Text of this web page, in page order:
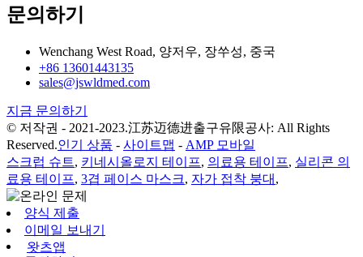
문의하기
Wenchang West Road, 양저우, 장쑤성, 중국
+86 13601443135
sales@jswldmed.com
지금 문의하기
© 저작권 - 2021-2023.江苏迈德进출구유限공사: All Rights
Reserved.인기 상품 - 사이트맵 - AMP 모바일
스크럽 슈트, 키네시올로지 테이프, 의료용 테이프, 실리콘 의
료용 테이프, 3겹 페이스 마스크, 자가 접착 붕대 ,
양식 제출
이메일 보내기
왓츠앱